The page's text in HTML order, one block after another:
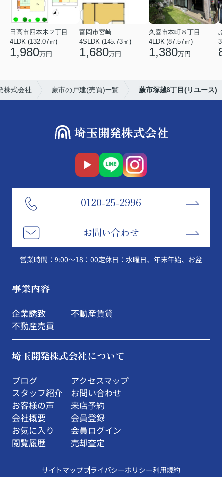
日高市四本木２丁目
4LDK (132.07㎡)
1,980万円
富岡市宮崎
4SLDK (145.73㎡)
1,680万円
久喜市本町８丁目
4LDK (87.57㎡)
1,380万円
株式会社 蕨市の戸建(売買)一覧 蕨市塚越6丁目(リユース)
0120-25-2996
お問い合わせ
営業時間：9:00～18：00定休日：水曜日、年末年始、お盆
事業内容
企業誘致
不動産売買
不動産賃貸
埼玉開発株式会社について
ブログ
スタッフ紹介
お客様の声
会社概要
お気に入り
閲覧履歴
アクセスマップ
お問い合わせ
来店予約
会員登録
会員ログイン
売却査定
サイトマッププライバシーポリシー利用規約